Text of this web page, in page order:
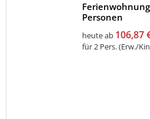
Personen
heute ab 106,87
für 2 Pers. (Erw./